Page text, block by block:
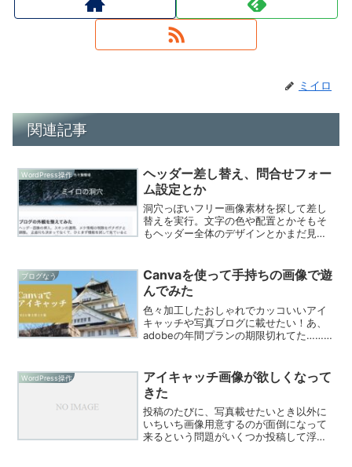
ミイロ
関連記事
WordPress操作
ヘッダー差し替え、問合せフォー
ム設定とか
洞穴っぽいフリー画像素材を探して差し
替えを実行。文字の色や配置とかそもそ
もヘッダー全体のデザインとかまだ見直
材は、「O-DAN(オーダン)」さんでDLさ
せていただきまし...
ブログなう
Canvaを使って手持ちの画像で遊
んでみた
色々加工したおしゃれでカッコいいアイ
キャッチや写真ブログに載せたい！あ、
adobeの年間プランの期限切れてた……そ
きついでにちょっと触って試してみまし
た。1.Can...
WordPress操作
アイキャッチ画像が欲しくなって
きた
投稿のたびに、写真載せたいとき以外に
いちいち画像用意するのが面倒になって
来るという問題がいくつか投稿して浮上